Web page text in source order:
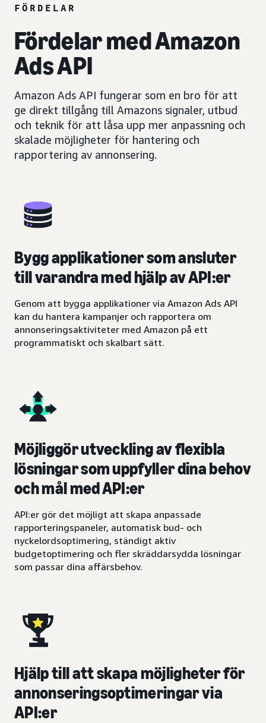
FÖRDELAR
Fördelar med Amazon
Ads API
Amazon Ads API fungerar som en bro för att
ge direkt tillgång till Amazons signaler, utbud
och teknik för att låsa upp mer anpassning och
skalade möjligheter för hantering och
rapportering av annonsering.
Bygg applikationer som ansluter
till varandra med hjälp av API:er
Genom att bygga applikationer via Amazon Ads API
kan du hantera kampanjer och rapportera om
annonseringsaktiviteter med Amazon på ett
programmatiskt och skalbart sätt.
Möjliggör utveckling av flexibla
lösningar som uppfyller dina behov
och mål med API:er
API:er gör det möjligt att skapa anpassade
rapporteringspaneler, automatisk bud- och
nyckelordsoptimering, ständigt aktiv
budgetoptimering och fler skräddarsydda lösningar
som passar dina affärsbehov.
Hjälp till att skapa möjligheter för
annonseringsoptimeringar via
API:er